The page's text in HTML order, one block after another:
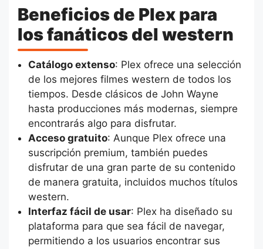
Beneficios de Plex para
los fanáticos del western
Catálogo extenso: Plex ofrece una selección
de los mejores filmes western de todos los
tiempos. Desde clásicos de John Wayne
hasta producciones más modernas, siempre
encontrarás algo para disfrutar.
Acceso gratuito: Aunque Plex ofrece una
suscripción premium, también puedes
disfrutar de una gran parte de su contenido
de manera gratuita, incluidos muchos títulos
western.
Interfaz fácil de usar: Plex ha diseñado su
plataforma para que sea fácil de navegar,
permitiendo a los usuarios encontrar sus